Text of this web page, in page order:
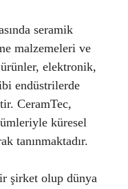
seramik
malzemeleri ve
elektronik,
endüstrilerde
CeramTec,
küresel
tanınmaktadır.
şirket olup dünya